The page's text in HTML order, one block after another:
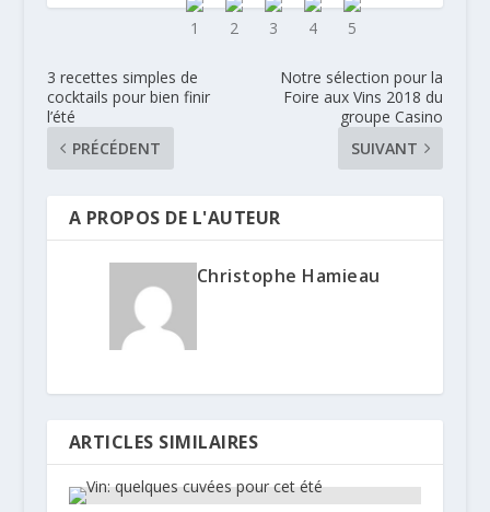
3 recettes simples de
cocktails pour bien finir
l’été
PRÉCÉDENT
Notre sélection pour la
Foire aux Vins 2018 du
groupe Casino
SUIVANT
A PROPOS DE L'AUTEUR
Christophe Hamieau
ARTICLES SIMILAIRES